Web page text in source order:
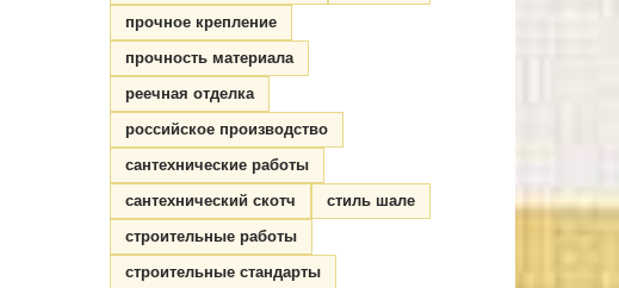
прочное крепление
прочность материала
реечная отделка
российское производство
сантехнические работы
сантехнический скотч
стиль шале
строительные работы
строительные стандарты